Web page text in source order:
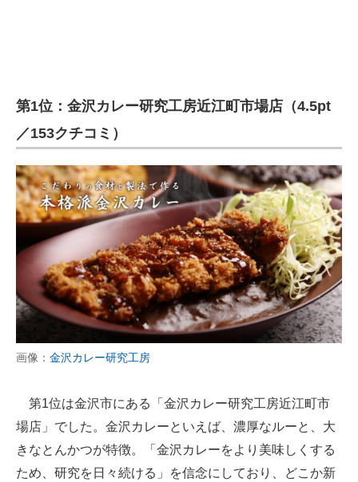
第1位：金沢カレー研究工房近江町市場店（4.5pt
／153クチコミ）
画像： 金沢カレー研究工房
第1位は金沢市にある「金沢カレー研究工房近江町市
場店」でした。金沢カレーといえば、濃厚なルーと、大
きなとんかつが特徴。「金沢カレーをより美味しくする
ため、研究を日々続ける」を信念にしており、どこか新